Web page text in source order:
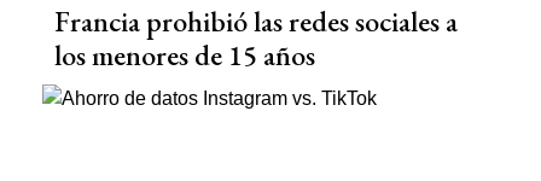
Francia prohibió las redes sociales a
los menores de 15 años